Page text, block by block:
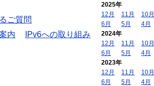
ご質問
内
IPv6への取り組み
2025年
12月
11月 10月
6月
5月 4月
2024年
12月
11月 10月
6月
5月 4月
2023年
12月
11月 10月
6月
5月 4月